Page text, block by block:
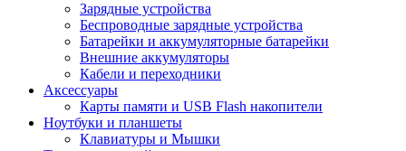
Зарядные устройства
Беспроводные зарядные устройства
Батарейки и аккумуляторные батарейки
Внешние аккумуляторы
Кабели и переходники
Аксессуары
Карты памяти и USB Flash накопители
Ноутбуки и планшеты
Клавиатуры и Мышки